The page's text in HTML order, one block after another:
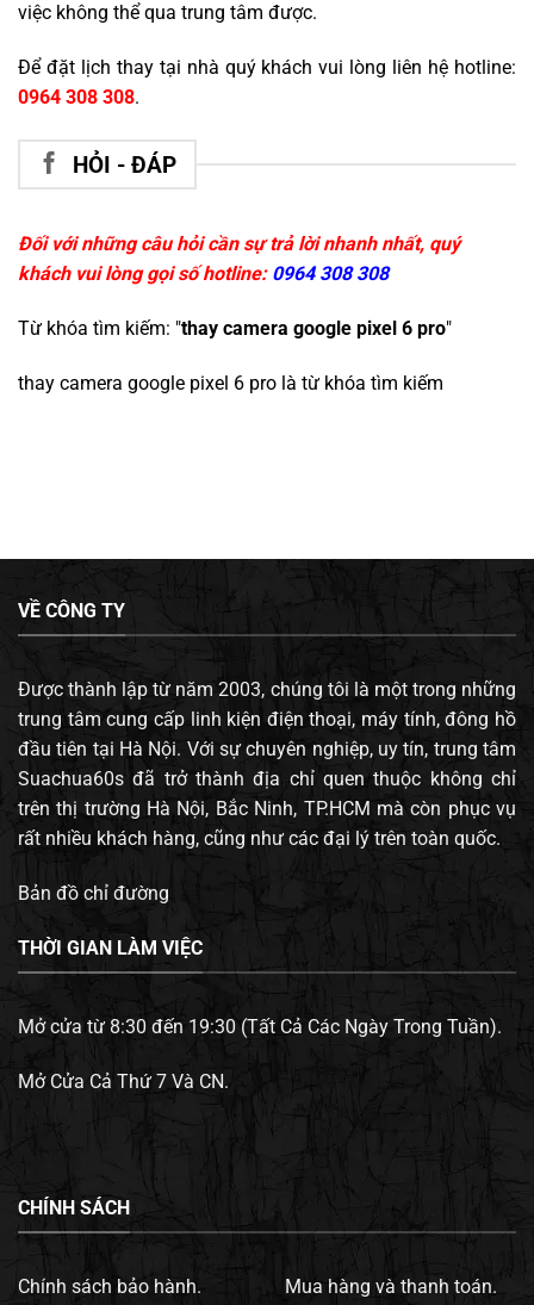
việc không thể qua trung tâm được.
Để đặt lịch thay tại nhà quý khách vui lòng liên hệ hotline:
0964 308 308.
HỎI - ĐÁP
Đối với những câu hỏi cần sự trả lời nhanh nhất, quý
khách vui lòng gọi số hotline: 0964 308 308
Từ khóa tìm kiếm: "thay camera google pixel 6 pro"
thay camera google pixel 6 pro là từ khóa tìm kiếm
VỀ CÔNG TY
Được thành lập từ năm 2003, chúng tôi là một trong những
trung tâm cung cấp linh kiện điện thoại, máy tính, đông hồ
đầu tiên tại Hà Nội. Với sự chuyên nghiệp, uy tín, trung tâm
Suachua60s đã trở thành địa chỉ quen thuộc không chỉ
trên thị trường Hà Nội, Bắc Ninh, TP.HCM mà còn phục vụ
rất nhiều khách hàng, cũng như các đại lý trên toàn quốc.
Bản đồ chỉ đường
THỜI GIAN LÀM VIỆC
Mở cửa từ 8:30 đến 19:30 (Tất Cả Các Ngày Trong Tuần).
Mở Cửa Cả Thứ 7 Và CN.
CHÍNH SÁCH
Chính sách bảo hành. Mua hàng và thanh toán.